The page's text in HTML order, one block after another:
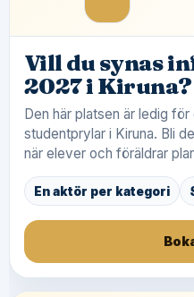
Vill du synas
2027 i Kiruna?
Den här platsen är ledig
studentprylar i Kiruna. Bli
när elever och föräldrar
En aktör per kategori